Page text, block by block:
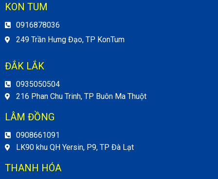
KON TUM
0916878036
249 Trần Hưng Đạo, TP KonTum
ĐẮK LẮK
0935050504
216 Phan Chu Trinh, TP Buôn Ma Thuột
LÂM ĐỒNG
0908661091
LK90 khu QH Yersin, P9, TP Đà Lạt
THANH HÓA